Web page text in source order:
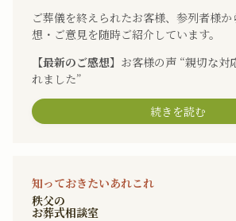
ご葬儀を終えられたお客様、参列者様
想・ご意見を随時ご紹介しています。
【最新のご感想】 お客様の声 “親切な対
れました”
続きを読む
知っておきたいあれこれ
秩父の
お葬式相談室